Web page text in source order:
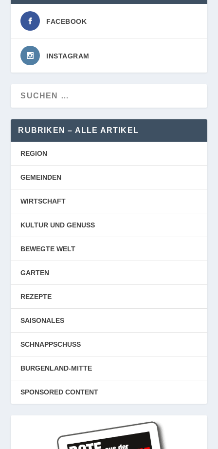
FACEBOOK
INSTAGRAM
RUBRIKEN – ALLE ARTIKEL
REGION
GEMEINDEN
WIRTSCHAFT
KULTUR UND GENUSS
BEWEGTE WELT
GARTEN
REZEPTE
SAISONALES
SCHNAPPSCHUSS
BURGENLAND-MITTE
SPONSORED CONTENT